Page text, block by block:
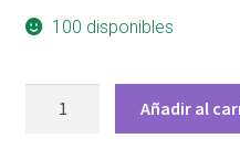
100 disponibles
Añadir al